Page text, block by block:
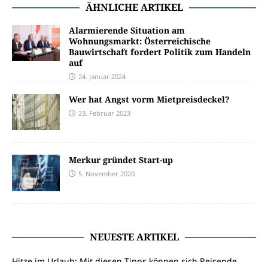
ÄHNLICHE ARTIKEL
Alarmierende Situation am
Wohnungsmarkt: Österreichische
Bauwirtschaft fordert Politik zum Handeln
auf
24. Januar 2024
Wer hat Angst vorm Mietpreisdeckel?
23. Februar 2023
Merkur gründet Start-up
5. November 2020
NEUESTE ARTIKEL